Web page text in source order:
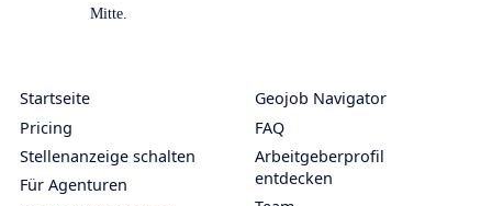
Startseite
Pricing
Stellenanzeige schalten
Für Agenturen
Geojob Navigator
FAQ
Arbeitgeberprofil
entdecken